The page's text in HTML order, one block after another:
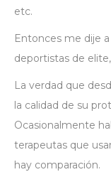
etc.
Entonces me dije
deportistas de
La verdad que
la calidad de su
Ocasionalmente
terapeutas que
hay comparación.